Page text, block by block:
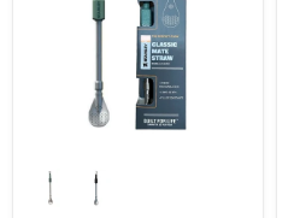
Stanley
Clásica